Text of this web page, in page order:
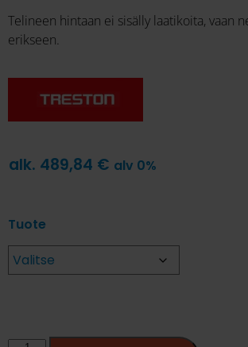
Telineen hintaan ei sisälly laatikoita, vaan
erikseen.
alk. 489,84 € alv 0%
Tuote